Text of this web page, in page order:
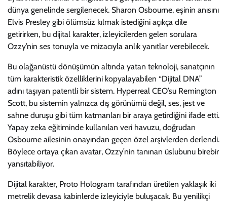
dünya genelinde sergilenecek. Sharon Osbourne, eşinin anısını
Elvis Presley gibi ölümsüz kılmak istediğini açıkça dile
getirirken, bu dijital karakter, izleyicilerden gelen sorulara
Ozzy’nin ses tonuyla ve mizacıyla anlık yanıtlar verebilecek.
Bu olağanüstü dönüşümün altında yatan teknoloji, sanatçının
tüm karakteristik özelliklerini kopyalayabilen “Dijital DNA”
adını taşıyan patentli bir sistem. Hyperreal CEO’su Remington
Scott, bu sistemin yalnızca dış görünümü değil, ses, jest ve
sahne duruşu gibi tüm katmanları bir araya getirdiğini ifade etti.
Yapay zeka eğitiminde kullanılan veri havuzu, doğrudan
Osbourne ailesinin onayından geçen özel arşivlerden derlendi.
Böylece ortaya çıkan avatar, Ozzy’nin tanınan üslubunu birebir
yansıtabiliyor.
Dijital karakter, Proto Hologram tarafından üretilen yaklaşık iki
metrelik devasa kabinlerde izleyiciyle buluşacak. Bu yenilikçi